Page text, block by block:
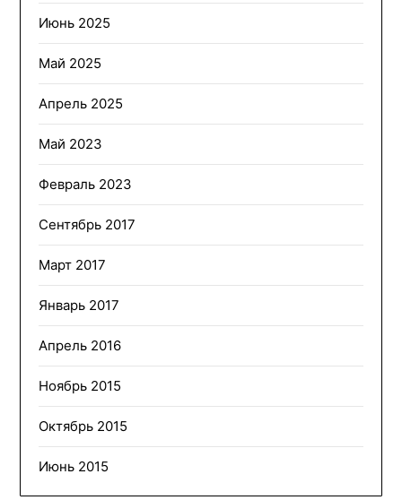
Июнь 2025
Май 2025
Апрель 2025
Май 2023
Февраль 2023
Сентябрь 2017
Март 2017
Январь 2017
Апрель 2016
Ноябрь 2015
Октябрь 2015
Июнь 2015